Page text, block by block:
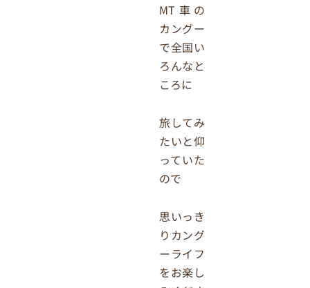
MT車の
カングー
で全国い
ろんなと
ころに
旅してみ
たいと仰
っていた
ので
思いっき
りカング
ーライフ
をお楽し